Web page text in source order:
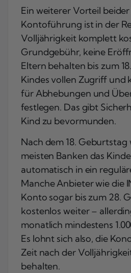
Ein weiterer Vorteil
Kontoführung ist in der
Volljährigkeit komplett
Grundgebühr, keine
Eltern behalten bis zum
Kindes vollen Zugriff und
für Abhebungen und
festlegen. Das gibt
Kind zu bevormunden.
Nach dem 18. Geburtstag
meisten Banken das
automatisch in ein
Manche Anbieter wie die
Konto sogar bis zum 28.
kostenlos weiter –
monatlich mindestens
Es lohnt sich also, die
Zeit nach der
behalten.